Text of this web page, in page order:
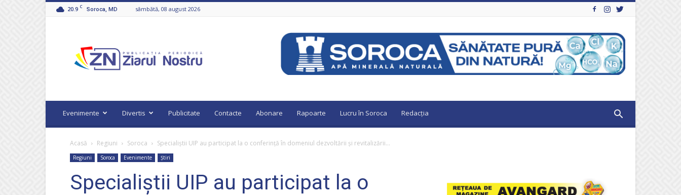
20.9 C Soroca, MD sâmbătă, 08 august 2026
Nostru
Evenimente Divertis Publicitate Contacte Abonare Rapoarte Lucru în Soroca Redacția
Acasă Regiuni Soroca Specialiștii UIP au participat la o conferință în domeniul dezvoltării și revitalizării...
Regiuni Soroca Evenimente Știri
Specialiștii UIP au participat la o